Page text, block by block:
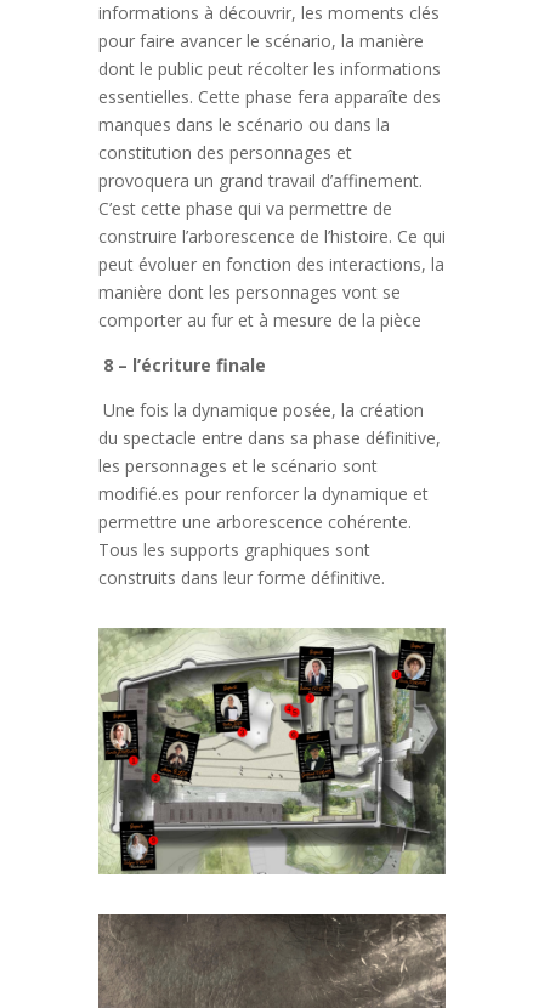
informations à découvrir, les moments clés
pour faire avancer le scénario, la manière
dont le public peut récolter les informations
essentielles. Cette phase fera apparaîte des
manques dans le scénario ou dans la
constitution des personnages et
provoquera un grand travail d’affinement.
C’est cette phase qui va permettre de
construire l’arborescence de l’histoire. Ce qui
peut évoluer en fonction des interactions, la
manière dont les personnages vont se
comporter au fur et à mesure de la pièce
8 – l’écriture finale
Une fois la dynamique posée, la création
du spectacle entre dans sa phase définitive,
les personnages et le scénario sont
modifié.es pour renforcer la dynamique et
permettre une arborescence cohérente.
Tous les supports graphiques sont
construits dans leur forme définitive.